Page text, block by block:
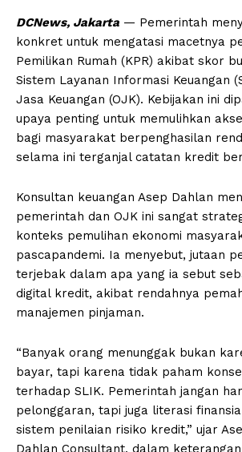
DCNews, Jakarta — Pemerintah
konkret untuk mengatasi macetnya
Pemilikan Rumah (KPR) akibat skor
Sistem Layanan Informasi Keuangan
Jasa Keuangan (OJK). Kebijakan ini
upaya penting untuk memulihkan
bagi masyarakat berpenghasilan
selama ini terganjal catatan kredit
Konsultan keuangan Asep Dahlan
pemerintah dan OJK ini sangat
konteks pemulihan ekonomi
pascapandemi. Ia menyebut, jutaan
terjebak dalam apa yang ia sebut
digital kredit, akibat rendahnya
manajemen pinjaman.
“Banyak orang menunggak bukan
bayar, tapi karena tidak paham
terhadap SLIK. Pemerintah jangan
pelonggaran, tapi juga literasi
sistem penilaian risiko kredit,” ujar
Dahlan Consultant, dalam